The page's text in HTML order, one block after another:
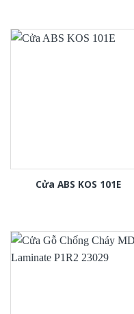
Cửa ABS KOS 101E